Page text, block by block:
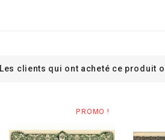
Les clients qui ont acheté ce produit
PROMO !